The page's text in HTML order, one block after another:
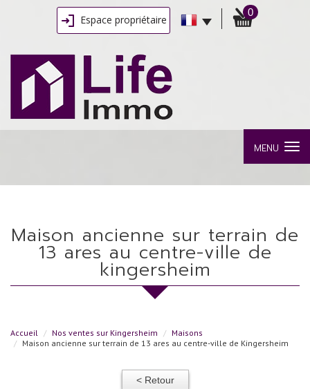
Espace propriétaire
0
MENU
maison ancienne sur terrain de
13 ares au centre-ville de
kingersheim
Accueil Nos ventes sur Kingersheim
Maisons
Maison ancienne sur terrain de 13 ares au centre-ville de Kingersheim
< Retour